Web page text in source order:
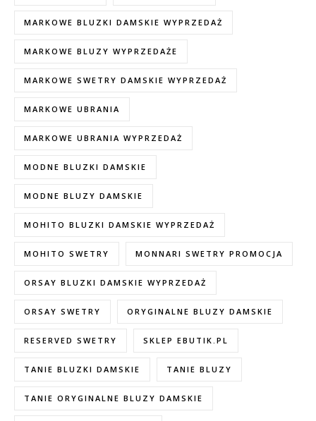
MARKOWE BLUZKI DAMSKIE WYPRZEDAŻ
MARKOWE BLUZY WYPRZEDAŻE
MARKOWE SWETRY DAMSKIE WYPRZEDAŻ
MARKOWE UBRANIA
MARKOWE UBRANIA WYPRZEDAŻ
MODNE BLUZKI DAMSKIE
MODNE BLUZY DAMSKIE
MOHITO BLUZKI DAMSKIE WYPRZEDAŻ
MOHITO SWETRY MONNARI SWETRY PROMOCJA
ORSAY BLUZKI DAMSKIE WYPRZEDAŻ
ORSAY SWETRY ORYGINALNE BLUZY DAMSKIE
RESERVED SWETRY SKLEP EBUTIK.PL
TANIE BLUZKI DAMSKIE TANIE BLUZY
TANIE ORYGINALNE BLUZY DAMSKIE